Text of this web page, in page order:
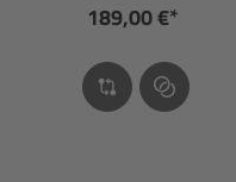
189,00 €*